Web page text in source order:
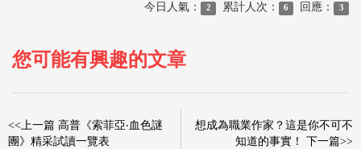
今日人氣： 2 累計人次： 6 回應： 3
您可能有興趣的文章
<<上一篇 高普《索菲亞‧血色謎
團》精采試讀一覽表
想成為職業作家？這是你不可不
知道的事實！ 下一篇>>